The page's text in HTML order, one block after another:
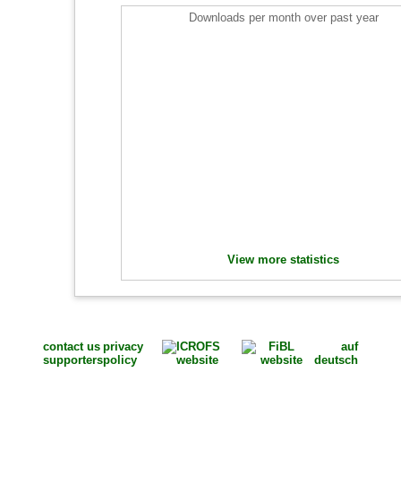
Downloads per month over past year
View more statistics
contact us
supporters
privacy
policy
auf
deutsch